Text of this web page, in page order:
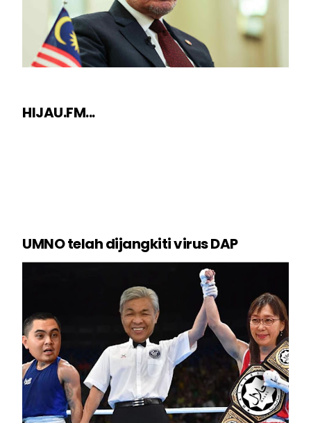
HIJAU.FM...
UMNO telah dijangkiti virus DAP